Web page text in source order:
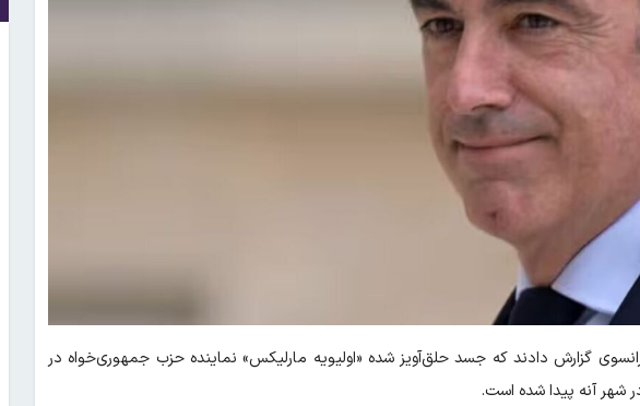
گزارش دادند که جسد حلق‌آویز شده «اولیویه مارلیکس» نماینده حزب جمهوری‌خواه در
شهر آنه پیدا شده است.